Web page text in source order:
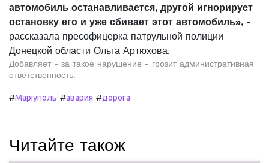
автомобиль останавливается, другой игнорирует
остановку его и уже сбивает этот автомобиль», -
рассказала пресофицерка патрульной полиции
Донецкой области Ольга Артюхова.
Добавляет - за такое нарушение - грозит административная
ответственность.
#Маріуполь #авария #дорога
Читайте також